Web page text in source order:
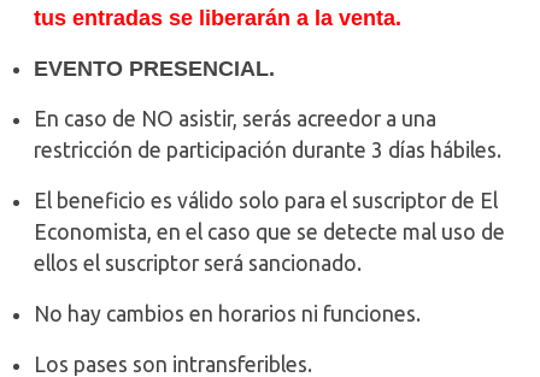
tus entradas se liberarán a la venta.
EVENTO PRESENCIAL.
En caso de NO asistir, serás acreedor a una
restricción de participación durante 3 días hábiles.
El beneficio es válido solo para el suscriptor de El
Economista, en el caso que se detecte mal uso de
ellos el suscriptor será sancionado.
No hay cambios en horarios ni funciones.
Los pases son intransferibles.